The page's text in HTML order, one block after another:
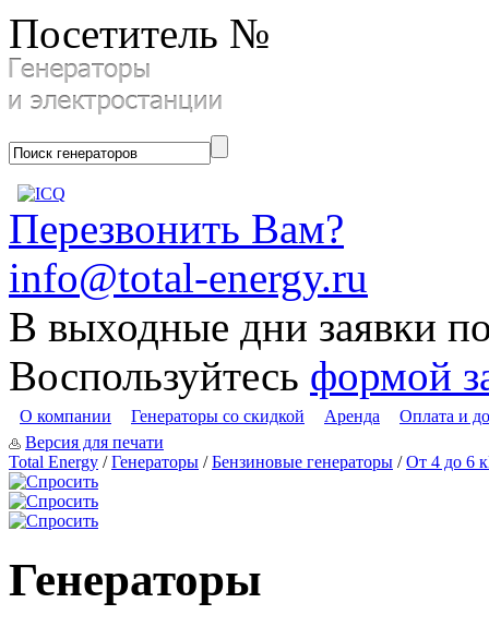
Посетитель №
Перезвонить Вам?
info@total-energy.ru
В выходные дни заявки
Воспользуйтесь формой
О компании Генераторы со скидкой Аренда
Оплата и
Версия для печати
Total Energy /Генераторы /Бензиновые генераторы /От 4 до 6
Генераторы